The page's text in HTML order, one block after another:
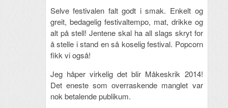
Selve festivalen falt godt i smak. Enkelt og
greit, bedagelig festivaltempo, mat, drikke og
alt på stell! Jentene skal ha all slags skryt for
å stelle i stand en så koselig festival. Popcorn
fikk vi også!
Jeg håper virkelig det blir Måkeskrik 2014!
Det eneste som overraskende manglet var
nok betalende publikum.